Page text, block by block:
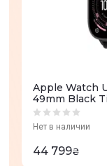
Apple Watch
49mm Black
Alpine Loop -
Нет в наличии
44 799₴